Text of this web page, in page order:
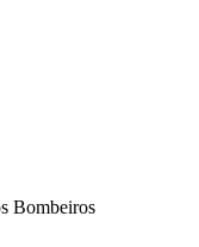
Bombeiros